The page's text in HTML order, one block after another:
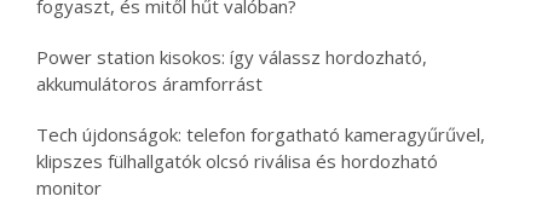
fogyaszt, és mitől hűt valóban?
Power station kisokos: így válassz hordozható,
akkumulátoros áramforrást
Tech újdonságok: telefon forgatható kameragyűrűvel,
klipszes fülhallgatók olcsó riválisa és hordozható
monitor